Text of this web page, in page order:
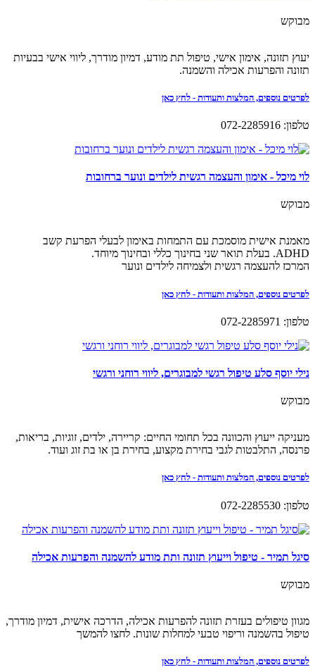
מבוקש
יעוץ תזונה, אימון אישי, טיפול תת מודע, דמיון מודרך, ליווי אישי בבעיות
תזונה והפרעות אכילה והשמנה.
לפרטים נוספים, המלצות ותעודות - לחץ כאן
טלפון: 072-2285916
לוי מיכל - אימון והעצמה רגשית לילדים ונוער ברחובות
מבוקש
מאמנת אישית מוסמכת עם התמחות באימון לבעלי הפרעת קשב
ADHD. בעלת תואר שני בחינוך כללי ובחינוך מיוחד.
המרכז להעצמה רגשית ולצמיחה לילדים ונוער
לפרטים נוספים, המלצות ותעודות - לחץ כאן
טלפון: 072-2285971
נילי יוסף סלע טיפול רגשי למבוגרים, ליווי רוחני ורגשי
מבוקש
מעניקה ייעוץ והכוונה בכל תחומי החיים: קריירה, ילדים, זוגיות, בריאות,
פרנסה, התלבטות לגבי בחירת מקצוע, בחירת בן או בת זוג ועוד.
לפרטים נוספים, המלצות ותעודות - לחץ כאן
טלפון: 072-2285530
סיגל תמיר - טיפול וייעוץ תזונה ותת מודע להשמנה והפרעות אכילה
מבוקש
מגוון טיפולים בעזרת תזונה להפרעות אכילה, הדרכה אישית, דמיון מודרך,
טיפול בהשמנה וריפוי טבעי למחלות שונות. לחצו להמשך
לפרטים נוספים, המלצות ותעודות - לחץ כאן